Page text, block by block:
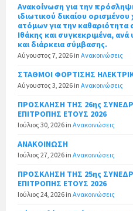
Ανακοίνωση για την
ιδιωτικού δικαίου
ατόμων για την
Ιθάκης και συγκεκριμένα,
και διάρκεια σύμβασης.
Αύγουστος 7, 2026 in Ανακοινώσεις
ΣΤΑΘΜΟΙ ΦΟΡΤΙΣΗΣ
Αύγουστος 3, 2026 in Ανακοινώσεις
ΠΡΟΣΚΛΗΣΗ ΤΗΣ 26ης
ΕΠΙΤΡΟΠΗΣ ΕΤΟΥΣ 2026
Ιούλιος 30, 2026 in Ανακοινώσεις
ΑΝΑΚΟΙΝΩΣΗ
Ιούλιος 27, 2026 in Ανακοινώσεις
ΠΡΟΣΚΛΗΣΗ ΤΗΣ 25ης
ΕΠΙΤΡΟΠΗΣ ΕΤΟΥΣ 2026
Ιούλιος 24, 2026 in Ανακοινώσεις